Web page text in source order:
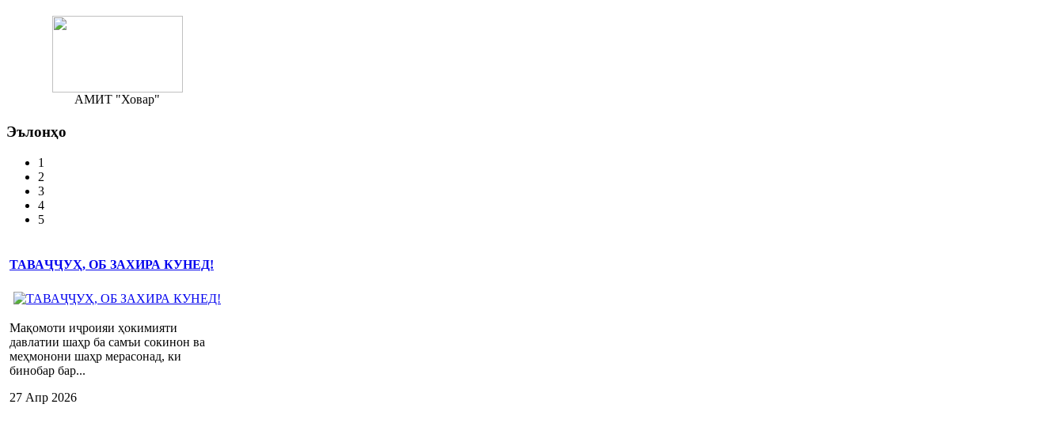
АМИТ "Ховар"
Эълонҳо
1
2
3
4
5
ТАВАҶҶУҲ, ОБ ЗАХИРА КУНЕД!
Мақомоти иҷроияи ҳокимияти
давлатии шаҳр ба самъи сокинон ва
меҳмонони шаҳр мерасонад, ки
бинобар бар...
27 Апр 2026